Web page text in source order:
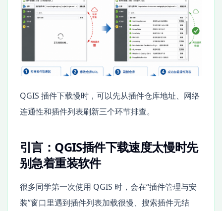
QGIS 插件下载慢时，可以先从插件仓库地址、网络
连通性和插件列表刷新三个环节排查。
引言：QGIS插件下载速度太慢时先
别急着重装软件
很多同学第一次使用 QGIS 时，会在“插件管理与安
装”窗口里遇到插件列表加载很慢、搜索插件无结